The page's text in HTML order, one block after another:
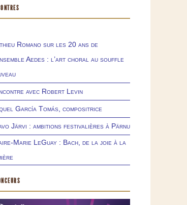
Romano sur les 20 ans de
Aedes : l’art choral au souffle
avec Robert Levin
García Tomás, compositrice
Järvi : ambitions festivalières à Pärnu
Marie LeGuay : Bach, de la joie à la